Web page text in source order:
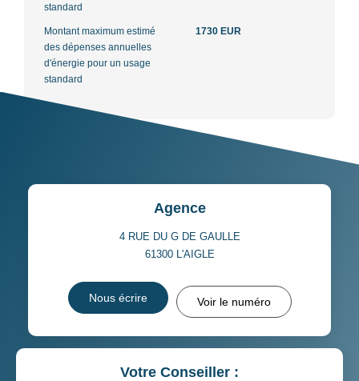
standard
Montant maximum estimé
des dépenses annuelles
d'énergie pour un usage
standard
1730 EUR
Agence
4 RUE DU G DE GAULLE
61300 L'AIGLE
Nous écrire Voir le numéro
Votre Conseiller :